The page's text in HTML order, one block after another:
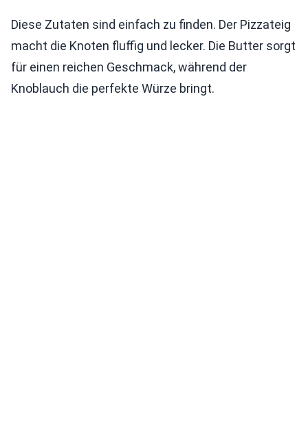
Diese Zutaten sind einfach zu finden. Der Pizzateig
macht die Knoten fluffig und lecker. Die Butter sorgt
für einen reichen Geschmack, während der
Knoblauch die perfekte Würze bringt.